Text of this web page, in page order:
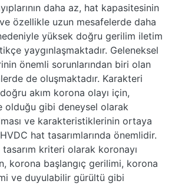
daha az, hat kapasitesinin
özellikle uzun mesafelerde daha
yüksek doğru gerilim iletim
yaygınlaşmaktadır. Geleneksel
önemli sorunlarından biri olan
de oluşmaktadır. Karakteri
akım korona olayı için,
olduğu gibi deneysel olarak
ve karakteristiklerinin ortaya
hat tasarımlarında önemlidir.
kriteri olarak koronayı
korona başlangıç gerilimi, korona
ve duyulabilir gürültü gibi